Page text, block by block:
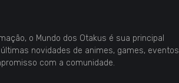
o Mundo dos Otakus é sua principal
novidades de animes, games, eventos
com a comunidade.